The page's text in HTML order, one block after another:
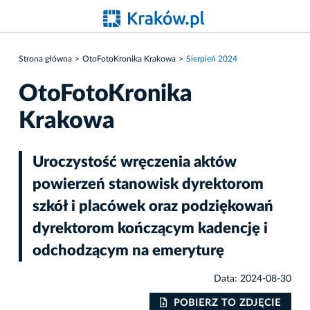
Strona główna OtoFotoKronika Krakowa Sierpień 2024
OtoFotoKronika
Krakowa
Uroczystość wręczenia aktów
powierzeń stanowisk dyrektorom
szkół i placówek oraz podziękowań
dyrektorom kończącym kadencję i
odchodzącym na emeryturę
Data: 2024-08-30
POBIERZ TO ZDJĘCIE